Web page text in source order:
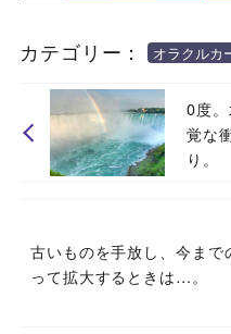
カテゴリー： オラクルカ
0度
覚な
り。
古いものを手放し、今まで
って拡大するときは…。